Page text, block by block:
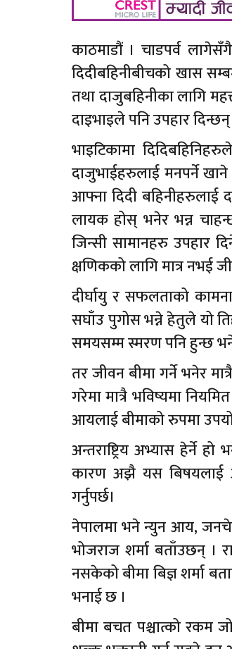
काठमाडौं । चाडपर्व
दिदीबहिनीबीचको खास
तथा दाजुबहिनीका लागि
दाइभाइले पनि उपहार
भाइटिकामा
दाजुभाईहरुलाई मनपर्ने
आफ्ना दिदी बहिनीहरुलाई
लायक होस् भनेर भन्न
जिन्सी सामानहरु उपहार
क्षणिकको लागि मात्र नभई
दीर्घायु र सफलताको
सघाँउ पुगोस भन्ने हेतुले यो
समयसम्म स्मरण पनि हुन्छ भने
तर जीवन बीमा गर्ने भनेर
गरेमा मात्रै भविष्यमा
आयलाई बीमाको रुपमा
अन्तराष्ट्रिय अभ्यास हेर्ने
कारण अझै यस बिषयलाई
गर्नुपर्छ।
नेपालमा भने न्युन आय,
भोजराज शर्मा बताँउछन् ।
नसकेको बीमा बिज्ञ शर्मा
भनाई छ ।
बीमा बचत पश्चात्को रकम